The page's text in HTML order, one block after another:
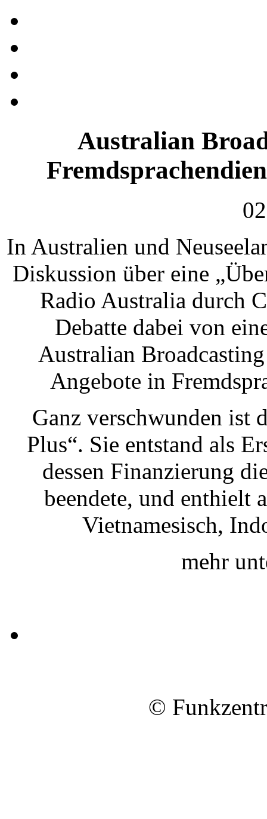
Australian
In Australien und
Diskussion über eine
Radio Australia durch
Debatte dabei von
Australian
Angebote in
Ganz verschwunden ist
Plus“. Sie entstand als
dessen Finanzierung
beendete, und enthielt
Vietnamesisch,
mehr
©